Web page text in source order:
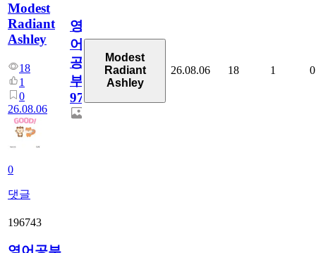
Modest
Radiant
Ashley
18
1
0
26.08.06
0
댓글
영
어
공
부
97
Modest
Radiant
Ashley
26.08.06 18 1 0
196743